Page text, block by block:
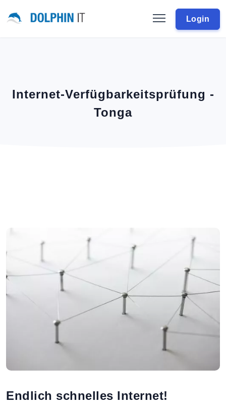
Login
Internet-Verfügbarkeitsprüfung -
Tonga
Endlich schnelles Internet!